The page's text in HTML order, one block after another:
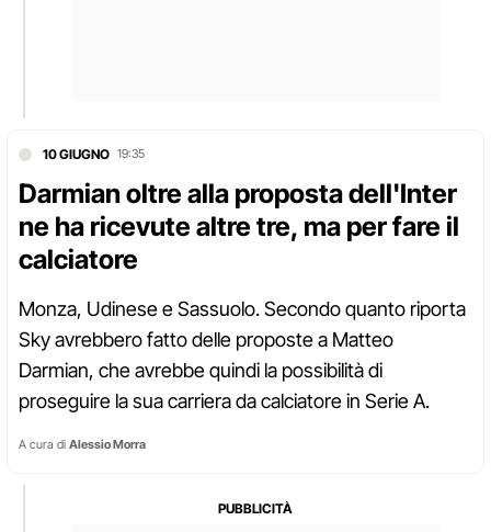
10 GIUGNO 19:35
Darmian oltre alla proposta dell'Inter
ne ha ricevute altre tre, ma per fare il
calciatore
Monza, Udinese e Sassuolo. Secondo quanto riporta
Sky avrebbero fatto delle proposte a Matteo
Darmian, che avrebbe quindi la possibilità di
proseguire la sua carriera da calciatore in Serie A.
A cura di Alessio Morra